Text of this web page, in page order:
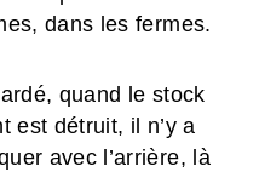
dans les fermes.
quand le stock
est détruit, il n’y a
avec l’arrière, là